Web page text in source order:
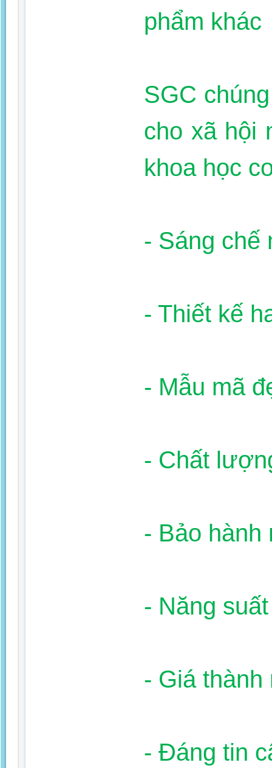
phẩm khác
SGC
cho xã hội
khoa học
- Sáng chế
- Thiết kế
- Mẫu mã
- Chất
- Bảo hành
- Năng
- Giá thành
- Đáng tin